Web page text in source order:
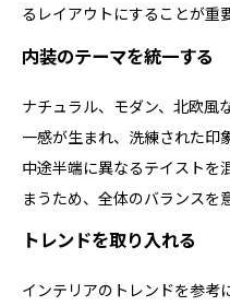
るレイアウトにすることが重
内装のテーマを統一する
ナチュラル、モダン、北欧風
一感が生まれ、洗練された印
中途半端に異なるテイストを
まうため、全体のバランスを
トレンドを取り入れる
インテリアのトレンドを参考